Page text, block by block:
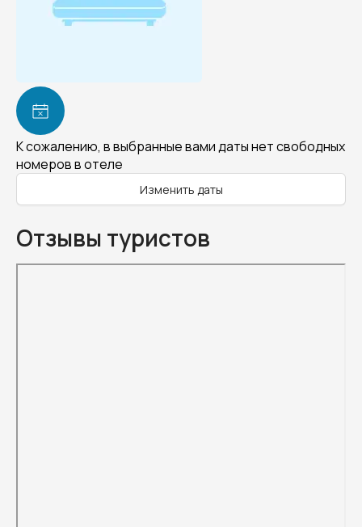
К сожалению, в выбранные вами даты нет свободных
номеров в отеле
Изменить даты
Отзывы туристов